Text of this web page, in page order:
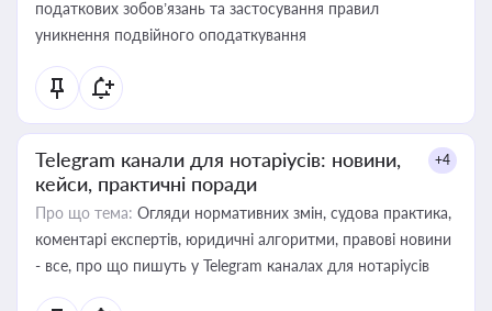
податкових зобов’язань та застосування правил
уникнення подвійного оподаткування
Telegram канали для нотаріусів: новини,
кейси, практичні поради
+4
Про що тема: Огляди нормативних змін, судова практика,
коментарі експертів, юридичні алгоритми, правові новини
- все, про що пишуть у Telegram каналах для нотаріусів